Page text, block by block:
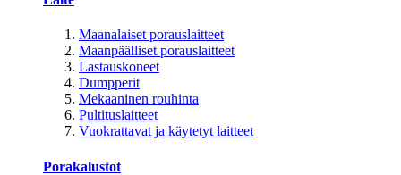
Maanalaiset porauslaitteet
Maanpäälliset porauslaitteet
Lastauskoneet
Dumpperit
Mekaaninen rouhinta
Pultituslaitteet
Vuokrattavat ja käytetyt laitteet
Porakalustot